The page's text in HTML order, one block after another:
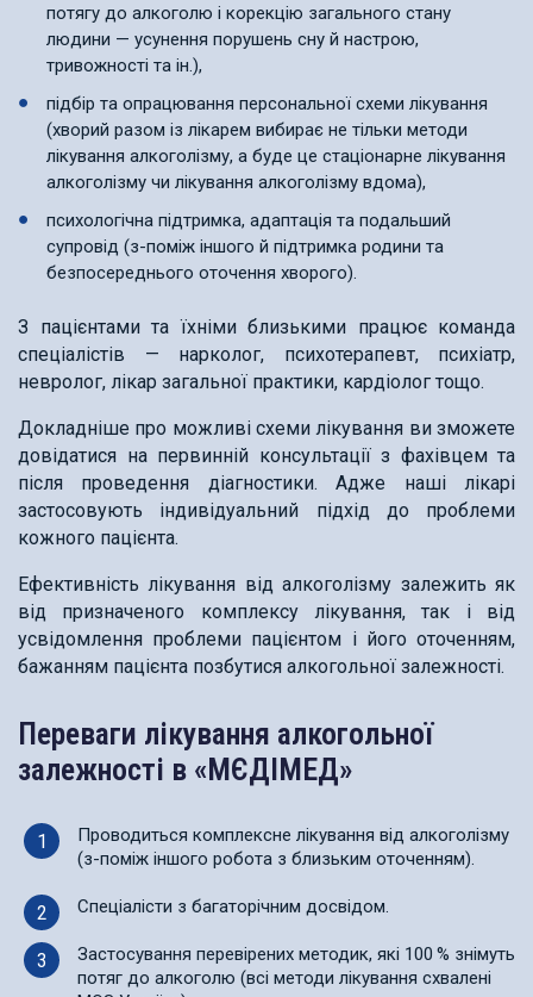
потягу до алкоголю і корекцію загального стану
людини — усунення порушень сну й настрою,
тривожності та ін.),
підбір та опрацювання персональної схеми лікування
(хворий разом із лікарем вибирає не тільки методи
лікування алкоголізму, а буде це стаціонарне лікування
алкоголізму чи лікування алкоголізму вдома),
психологічна підтримка, адаптація та подальший
супровід (з-поміж іншого й підтримка родини та
безпосереднього оточення хворого).
З пацієнтами та їхніми близькими працює команда
спеціалістів — нарколог, психотерапевт, психіатр,
невролог, лікар загальної практики, кардіолог тощо.
Докладніше про можливі схеми лікування ви зможете
довідатися на первинній консультації з фахівцем та
після проведення діагностики. Адже наші лікарі
застосовують індивідуальний підхід до проблеми
кожного пацієнта.
Ефективність лікування від алкоголізму залежить як
від призначеного комплексу лікування, так і від
усвідомлення проблеми пацієнтом і його оточенням,
бажанням пацієнта позбутися алкогольної залежності.
Переваги лікування алкогольної
залежності в «МЄДІМЕД»
Проводиться комплексне лікування від алкоголізму
(з-поміж іншого робота з близьким оточенням).
Спеціалісти з багаторічним досвідом.
Застосування перевірених методик, які 100 % знімуть
потяг до алкоголю (всі методи лікування схвалені